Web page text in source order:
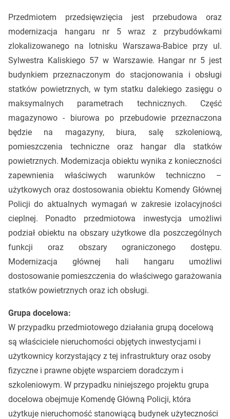
Przedmiotem przedsięwzięcia jest przebudowa oraz
modernizacja hangaru nr 5 wraz z przybudówkami
zlokalizowanego na lotnisku Warszawa-Babice przy ul.
Sylwestra Kaliskiego 57 w Warszawie. Hangar nr 5 jest
budynkiem przeznaczonym do stacjonowania i obsługi
statków powietrznych, w tym statku dalekiego zasięgu o
maksymalnych parametrach technicznych. Część
magazynowo - biurowa po przebudowie przeznaczona
będzie na magazyny, biura, salę szkoleniową,
pomieszczenia techniczne oraz hangar dla statków
powietrznych. Modernizacja obiektu wynika z konieczności
zapewnienia właściwych warunków techniczno –
użytkowych oraz dostosowania obiektu Komendy Głównej
Policji do aktualnych wymagań w zakresie izolacyjności
cieplnej. Ponadto przedmiotowa inwestycja umożliwi
podział obiektu na obszary użytkowe dla poszczególnych
funkcji oraz obszary ograniczonego dostępu.
Modernizacja głównej hali hangaru umożliwi
dostosowanie pomieszczenia do właściwego garażowania
statków powietrznych oraz ich obsługi.
Grupa docelowa:
W przypadku przedmiotowego działania grupą docelową
są właściciele nieruchomości objętych inwestycjami i
użytkownicy korzystający z tej infrastruktury oraz osoby
fizyczne i prawne objęte wsparciem doradczym i
szkoleniowym. W przypadku niniejszego projektu grupa
docelowa obejmuje Komendę Główną Policji, która
użytkuje nieruchomość stanowiącą budynek użyteczności